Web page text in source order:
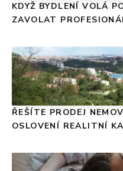
KDYŽ BYDLENÍ VOLÁ
ZAVOLAT
ŘEŠÍTE PRODEJ
OSLOVENÍ REALITNÍ